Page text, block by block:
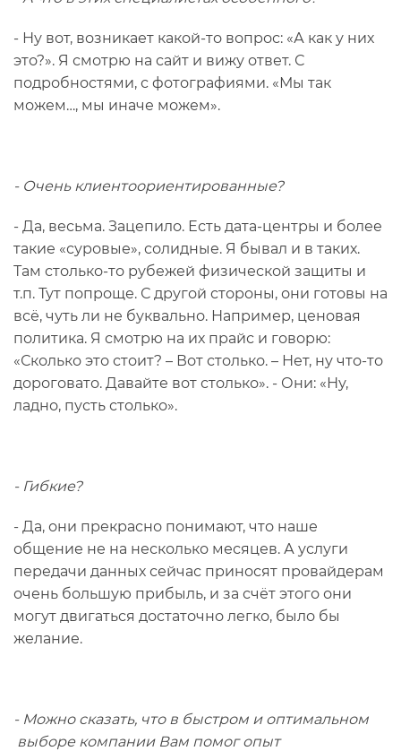
- Ну вот, возникает какой-то вопрос: «А как у них
это?». Я смотрю на сайт и вижу ответ. С
подробностями, с фотографиями. «Мы так
можем…, мы иначе можем».
- Очень клиентоориентированные?
- Да, весьма. Зацепило. Есть дата-центры и более
такие «суровые», солидные. Я бывал и в таких.
Там столько-то рубежей физической защиты и
т.п. Тут попроще. С другой стороны, они готовы на
всё, чуть ли не буквально. Например, ценовая
политика. Я смотрю на их прайс и говорю:
«Сколько это стоит? – Вот столько. – Нет, ну что-то
дороговато. Давайте вот столько». - Они: «Ну,
ладно, пусть столько».
- Гибкие?
- Да, они прекрасно понимают, что наше
общение не на несколько месяцев. А услуги
передачи данных сейчас приносят провайдерам
очень большую прибыль, и за счёт этого они
могут двигаться достаточно легко, было бы
желание.
- Можно сказать, что в быстром и оптимальном
выборе компании Вам помог опыт